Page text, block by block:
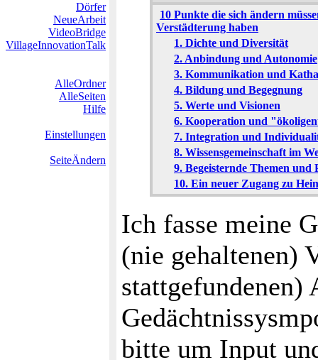
Dörfer
NeueArbeit
VideoBridge
VillageInnovationTalk
AlleOrdner
AlleSeiten
Hilfe
Einstellungen
SeiteÄndern
10 Punkte die sich ändern
Verstädterung haben
1. Dichte und Diversität
2. Anbindung und Autonomie
3. Kommunikation und
4. Bildung und Begegnung
5. Werte und Visionen
6. Kooperation und
7. Integration und
8. Wissensgemeinschaft im
9. Begeisternde Themen und
10. Ein neuer Zugang zu
Ich fasse meine
(nie gehaltenen)
stattgefundenen)
bitte um Input